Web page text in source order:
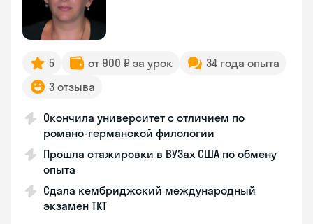
5 от 900 ₽ за урок
34 года опыта
3 отзыва
Окончила университет с отличием по
романо-германской филологии
Прошла стажировки в ВУЗах США по обмену
опыта
Сдала кембриджский международный
экзамен TKT